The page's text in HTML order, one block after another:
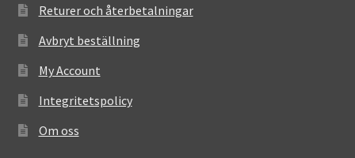
Returer och återbetalningar
Avbryt beställning
My Account
Integritetspolicy
Om oss